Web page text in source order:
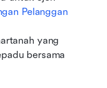
Pelanggan
yang
bersama